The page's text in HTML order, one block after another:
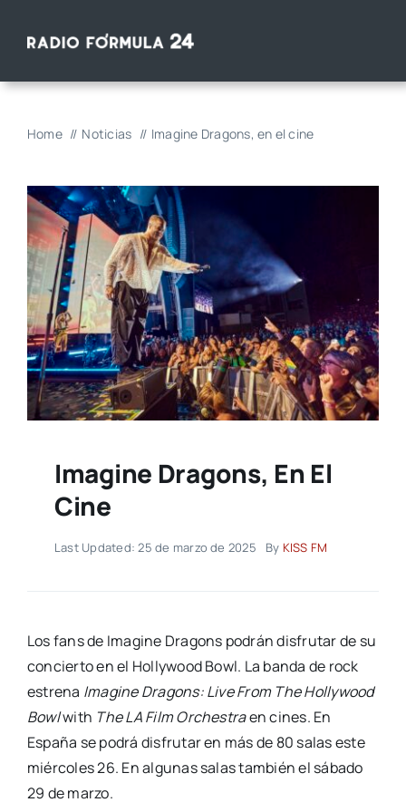
Home Noticias Imagine Dragons, en el cine
Imagine Dragons, En El
Cine
Last Updated: 25 de marzo de 2025 By KISS FM
Los fans de Imagine Dragons podrán disfrutar de su
concierto en el Hollywood Bowl. La banda de rock
estrena Imagine Dragons: Live From The Hollywood
Bowlwith The LA Film Orchestraen cines. En
España se podrá disfrutar en más de 80 salas este
miércoles 26. En algunas salas también el sábado
29 de marzo.